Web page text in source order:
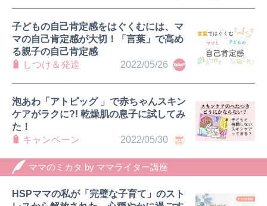
2022/05/26
子どもの自己肯定感をはぐくむには、マ
マの自己肯定感が大切！「言葉」で高め
る親子の自己肯定感
しつけ＆発達
2022/05/30
泡あわ「アトピッグ 」で赤ちゃんスキン
ケアがラクに?! 乾燥肌の息子に試してみ
た！
キャンペーン
ママのミカタ by ママライター講座
HSPママの私が「完璧な子育て」のスト